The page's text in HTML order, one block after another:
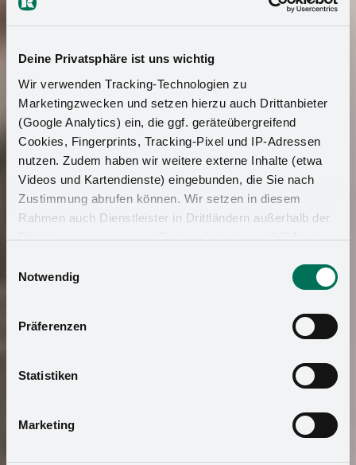
Deine Privatsphäre ist uns wichtig
Wir verwenden Tracking-Technologien zu
Marketingzwecken und setzen hierzu auch Drittanbieter
(Google Analytics) ein, die ggf. geräteübergreifend
Cookies, Fingerprints, Tracking-Pixel und IP-Adressen
nutzen. Zudem haben wir weitere externe Inhalte (etwa
Videos und Kartendienste) eingebunden, die Sie nach
Zustimmung abrufen können. Wir setzen in diesem
Rahmen auch Dienstleister in Drittländern außerhalb der
EU ohne angemessenes Datenschutzniveau (USA) ein,
zu Sicherheits- und Überwachungszwecken zugreifen,
Rechtsmittel einlegen können. Mit Ihrer Einstellung
willigen Sie in die oben beschriebenen Vorgänge ein. Sie
widerrufen. Mehr Informationen finden Sie in unserer
Impressum.
Notwendig
Präferenzen
Statistiken
Marketing